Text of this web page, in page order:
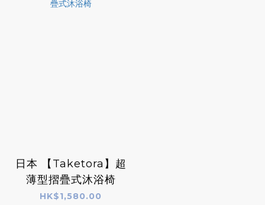
日本 【Taketora】超
薄型摺疊式沐浴椅
HK$1,580.00